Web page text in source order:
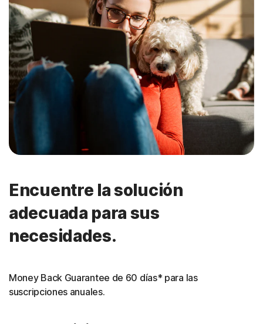
Encuentre la solución
adecuada para sus
necesidades.
Money Back Guarantee de 60 días* para las
suscripciones anuales.